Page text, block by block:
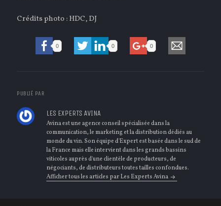
Crédits photo : HDC, DJ
0 0 0
PUBLIÉ PAR
LES EXPERTS AVINA
Avina est une agence conseil spécialisée dans la
communication, le marketing et la distribution dédiés au
monde du vin. Son équipe d'Expert est basée dans le sud de
la France mais elle intervient dans les grands bassins
viticoles auprès d'une clientèle de producteurs, de
négociants, de distributeurs toutes tailles confondues.
Afficher tous les articles par Les Experts Avina